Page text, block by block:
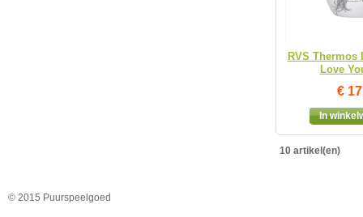
RVS Thermos
Love
€
In
10 artikel(en)
© 2015 Puurspeelgoed